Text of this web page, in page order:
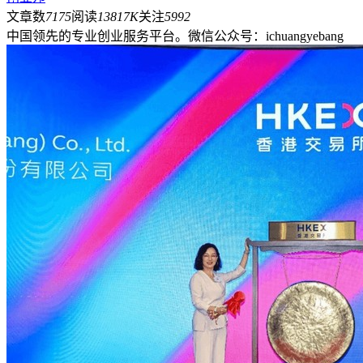
文章数7175阅读13817K关注5992
中国领先的专业创业服务平台。微信公众号：ichuangyebang